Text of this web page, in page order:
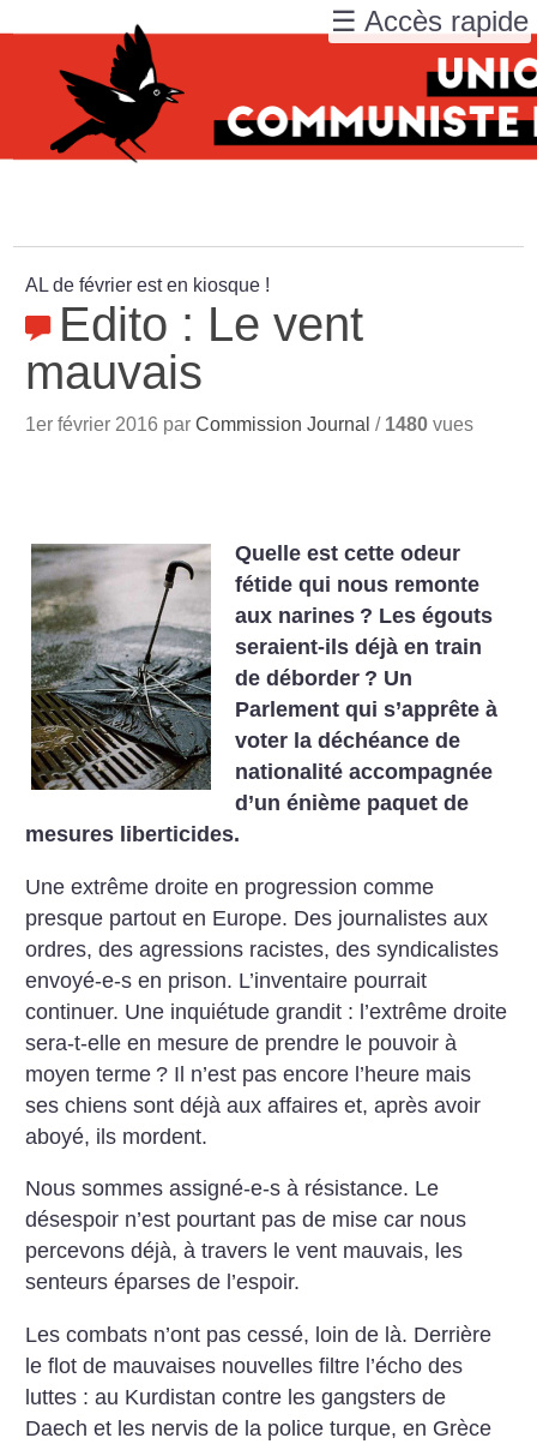
AL de février est en kiosque !
Edito : Le vent
mauvais
1er février 2016 parCommission Journal / 1480 vues
Quelle est cette odeur
fétide qui nous remonte
aux narines ? Les égouts
seraient-ils déjà en train
de déborder ? Un
Parlement qui s’apprête à
voter la déchéance de
nationalité accompagnée
d’un énième paquet de
mesures liberticides.
Une extrême droite en progression comme
presque partouten Europe. Des journalistes aux
ordres, des agressions racistes, des syndicalistes
envoyé-e-s en prison. L’inventaire pourrait
continuer. Une inquiétude grandit : l’extrême droite
sera-t-elle en mesure de prendre le pouvoir à
moyen terme ? Il n’est pas encore l’heure mais
ses chiens sont déjà aux affaires et, après avoir
aboyé, ils mordent.
Nous sommes assigné-e-s à résistance. Le
désespoir n’est pourtant pas de mise car nous
percevons déjà, à travers le vent mauvais, les
senteurs éparses de l’espoir.
Les combats n’ont pas cessé, loin de là. Derrière
le flot de mauvaises nouvelles filtre l’écho des
luttes : au Kurdistan contre les gangsters de
Daech et les nervis de la police turque, en Grèce
☰ Accès rapide